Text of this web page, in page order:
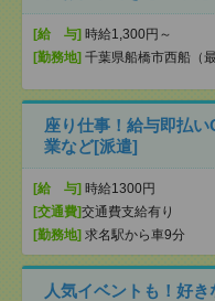
[給 与] 時給1,300円～
[勤務地] 千葉県船橋市西船（
座り仕事！給与即払
業など[派遣]
[給 与] 時給1300円
[交通費]交通費支給有り
[勤務地] 求名駅から車9分
人気イベントも！好